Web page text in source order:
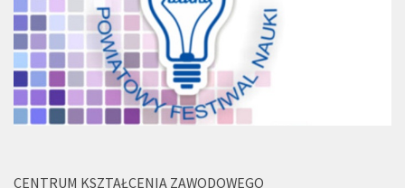
CENTRUM KSZTAŁCENIA ZAWODOWEGO